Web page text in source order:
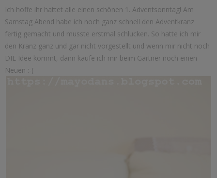
Ich hoffe ihr hattet alle einen schönen 1. Adventsonntag! Am
Samstag Abend habe ich noch ganz schnell den Adventkranz
fertig gemacht und musste erstmal schlucken. So hatte ich mir
den Kranz ganz und gar nicht vorgestellt und wenn mir nicht noch
DIE Idee kommt, dann kaufe ich mir beim Gärtner noch einen
Neuen :-(